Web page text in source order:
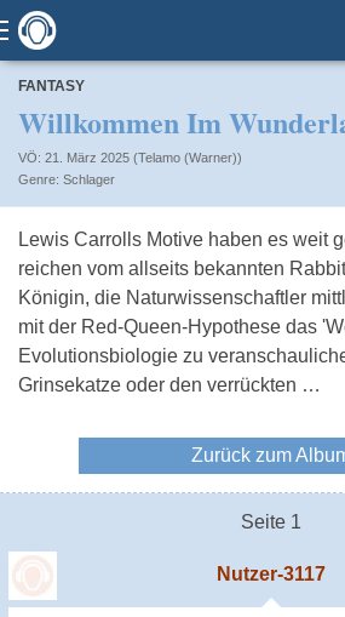
FANTASY
Willkommen Im
VÖ: 21. März 2025 (Telamo (Warner))
Schlager
Lewis Carrolls Motive haben es weit
reichen vom allseits bekannten
Königin, die Naturwissenschaftler
mit der Red-Queen-Hypothese das
Evolutionsbiologie zu
Grinsekatze oder den verrückten …
Zurück zum
Seite 1
Nutzer-3117